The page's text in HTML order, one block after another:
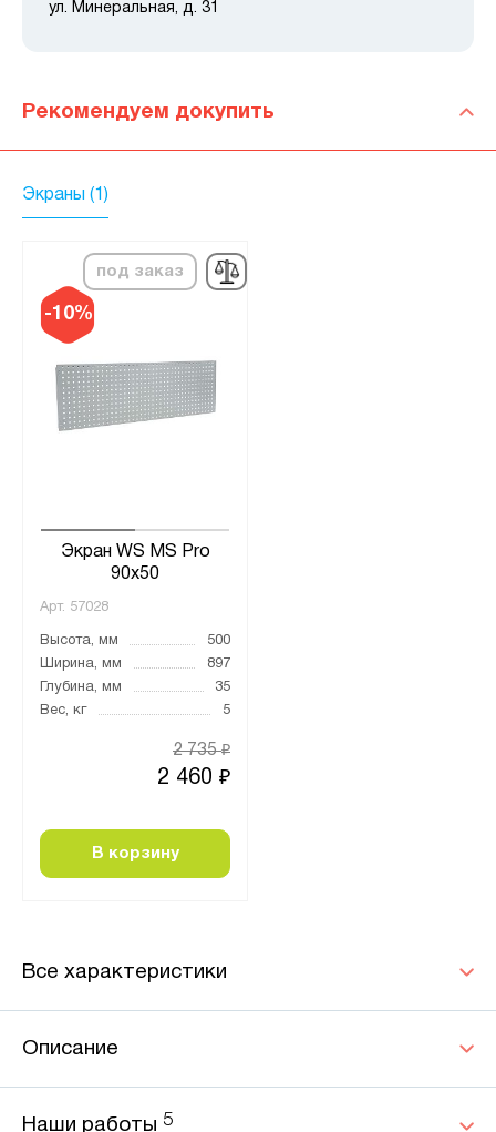
ул. Минеральная, д. 31
Рекомендуем докупить
Экраны (1)
-10%
под заказ
Экран WS MS Pro
90x50
Арт. 57028
Высота, мм
500
Ширина, мм
897
Глубина, мм
35
Вес, кг
5
2 460 ₽
2 735₽
В корзину
Все характеристики
Описание
Наши работы 5